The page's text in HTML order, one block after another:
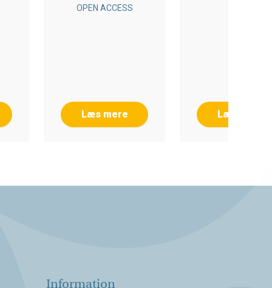
OPEN ACCESS
Læs mere Læs mere
Information